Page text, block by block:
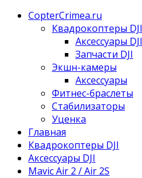
CopterCrimea.ru
Квадрокоптеры DJI
Аксессуары DJI
Запчасти DJI
Экшн-камеры
Аксессуары
Фитнес-браслеты
Стабилизаторы
Уценка
Главная
Квадрокоптеры DJI
Аксессуары DJI
Mavic Air 2 / Air 2S